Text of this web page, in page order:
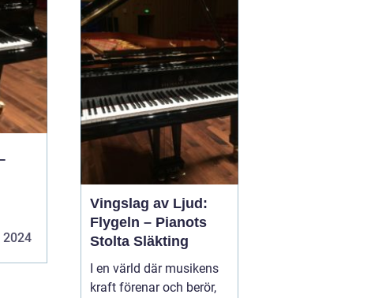
2024
jägarexamen. Och för
den som snabbt vill ta
steget ...
Vingslag av Ljud:
Flygeln – Pianots
Stolta Släkting
I en värld där musikens
kraft förenar och berör,